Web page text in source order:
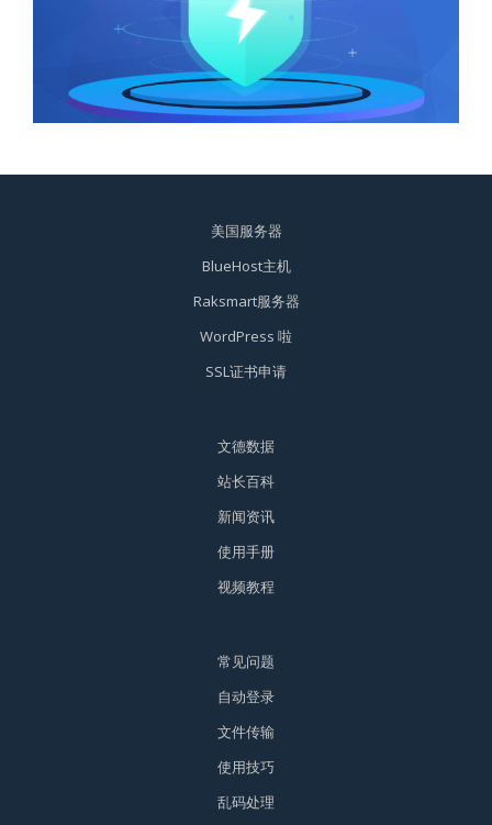
美国服务器
BlueHost主机
Raksmart服务器
WordPress 啦
SSL证书申请
文德数据
站长百科
新闻资讯
使用手册
视频教程
常见问题
自动登录
文件传输
使用技巧
乱码处理